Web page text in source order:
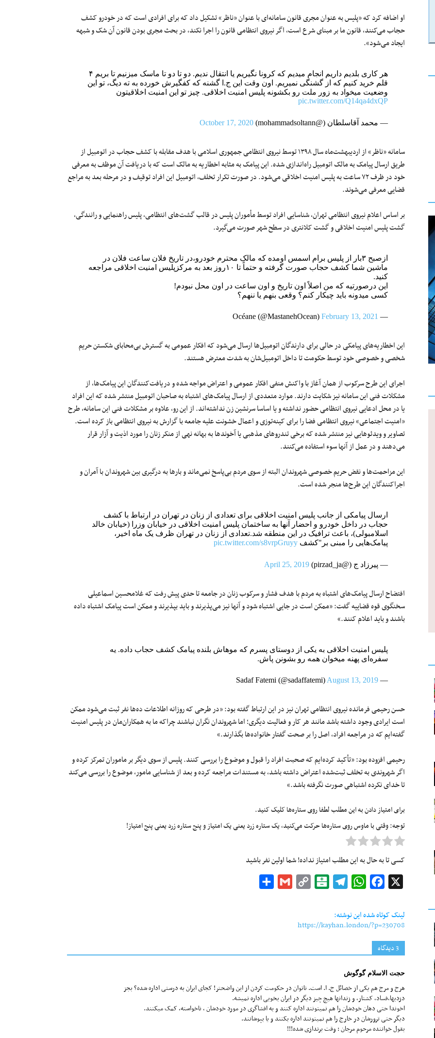
او اضافه کرد که «پلیس به عنوان مجری قانون سامانه‌ای با عنوان «ناظر» تشکیل داد که برای افرادی است که در خودرو کشف
حجاب می‌کنند، قانون ما بر مبنای شرع است، اگر نیروی انتظامی قانون را اجرا نکند، در بحث مجری بودن قانون آن شک و شبهه
ایجاد می‌شود».
هر کاری بلدیم داریم انجام میدیم که کرونا نگیریم یا انتقال ندیم. دو تا دو تا ماسک میزنیم تا بریم ۴
قلم خرید کنیم که از گشنگی نمیریم. اون وقت این ج.ا گشنه که کفگیرش خورده به ته دیگ، تو این
وضعیت میخواد به زور ملت رو بکشونه پلیس امنیت اخلاقی. چیز تو این امنیت اخلاقیتون
pic.twitter.com/Q14qa4dxQP
— محمد آقاسلطان (@mohammadsoltann) October 17, 2020
سامانه «ناظر» از اردیبهشت‌ماه سال ۱۳۹۸ توسط نیروی انتظامی جمهوری اسلامی با هدف مقابله با کشف حجاب در اتومبیل از
طریق ارسال پیامک به مالک اتومبیل راه‌اندازی شده. این پیامک به مثابه اخطاریه به مالک است که با دریافت آن موظف به معرفی
خود در ظرف ۷۲ ساعت به پلیس امنیت اخلاقی می‌شود. در صورت تکرار تخلف، اتومبیل این افراد توقیف و در مرحله بعد به مراجع
قضایی معرفی می‌شوند.
بر اساس اعلام نیروی انتظامی تهران، شناسایی افراد توسط مأموران پلیس در قالب گشت‌های انتظامی، پلیس راهنمایی و رانندگی،
گشت پلیس امنیت اخلاقی و گشت کلانتری در سطح شهر صورت می‌گیرد.
ازصبح ۳بار از پلیس برام اسمس اومده که مالک محترم خودرو،در تاریخ فلان ساعت فلان در
ماشین شما کشف حجاب صورت گرفته و حتماً تا ۱۰روز بعد به مرکزپلیس امنیت اخلاقی مراجعه
کنید.
این درصورتیه که من اصلاً اون تاریخ و اون ساعت در اون محل نبودم!
کسی میدونه باید چیکار کنم؟ وقعی بنهم یا ننهم؟
— Océane (@MastanehOcean)
February 13, 2021
این اخطاریه‌های پیامکی در حالی برای دارندگان اتومبیل‌ها ارسال می‌شود که افکار عمومی به گسترش بی‌محابای شکستن حریم
شخصی‌ و خصوصی خود توسط حکومت تا داخل اتومبیل‌شان به شدت معترض هستند.
اجرای این طرح سرکوب از همان آغاز با واکنش منفی افکار عمومی و اعتراض مواجه شده و دریافت‌کنندگان این پیامک‌ها، از
مشکلات فنی این سامانه نیز شکایت دارند. موارد متعددی از ارسال پیامک‌های اشتباه به صاحبان اتومبیل منتشر شده که این افراد
یا در محل ادعایی نیروی انتظامی حضور نداشته‌ و یا اساسا سرنشین زن نداشته‌اند. از این رو، علاوه بر مشکلات فنی این سامانه، طرح
«امنیت اجتماعی» نیروی انتظامی فضا را برای کینه‌توزی و اعمال خشونت علیه جامعه با گزارش‌ به نیروی انتظامی باز کرده‌ است.
تصاویر و ویدئوهایی نیز منتشر شده که برخی تندروهای مذهبی یا آخوندها به بهانه نهی از منکر زنان را مورد اذیت و آزار قرار
می‌دهند و در عمل از آنها سوء استفاده می‌کنند.
این مزاحمت‌ها و نقض حریم خصوصی شهروندان البته از سوی مردم بی‌پاسخ نمی‌ماند و بارها به درگیری بین شهروندان با آمران و
اجراکنندگان این طرح‌ها منجر شده است.
ارسال پیامکی از جانب پلیس امنیت اخلاقی برای تعدادی از زنان در تهران در ارتباط با کشف
حجاب در داخل خودرو و احضار آنها به ساختمان پلیس امنیت اخلاقی در خیابان وزرا (خیابان خالد
اسلامبولی)، باعث ترافیک در این منطقه شد.تعدادی از زنان در تهران ظرف یک ماه اخیر،
پیامک‌هایی را مبنی بر"کشف pic.twitter.com/s8vrpGruyy
— پیرزاد ج (@pirzad_ja) April 25, 2019
افتضاح ارسال پیامک‌های اشتباه به مردم با هدف فشار و سرکوب زنان در جامعه تا حدی پیش رفت که غلامحسین اسماعیلی
سخنگوی قوه‌ قضاییه گفت: «ممکن است در جایی اشتباه شود و آنها نیز می‌پذیرند و باید بپذیرند و ممکن است پیامک اشتباه داده
باشند و باید اعلام کنند.»
پلیس امنیت اخلاقی به یکی از دوستای پسرم که موهاش بلنده پیامک کشف حجاب داده. یه
سفره‌ای پهنه میخوان همه رو بشونن پاش.
— Sadaf Fatemi (@sadaffatemi)
August 13, 2019
حسن رحیمی فرمانده نیروی انتظامی تهران نیز در این ارتباط گفته بود: «در طرحی که روزانه اطلاعات ده‌ها نفر ثبت می‌شود ممکن
است ایرادی وجود داشته باشد مانند هر کار و فعالیت دیگری؛ اما شهروندان نگران نباشند چراکه ما به همکاران‌مان در پلیس امنیت
گفته‌ایم که در مراجعه افراد، اصل را بر صحت گفتار خانواده‌ها بگذارند.»
رحیمی افزوده بود: «تأکید کرده‌ایم که صحبت افراد را قبول و موضوع را بررسی کنند. پلیس از سوی دیگر بر ماموران تمرکز کرده و
اگر شهروندی به تخلف ثبت‌شده اعتراض داشته باشد، به مستندات مراجعه کرده و بعد از شناسایی مامور، موضوع را بررسی می‌کند
تا خدای نکرده اشتباهی صورت نگرفته باشد.»
برای امتیاز دادن به این مطلب لطفا روی ستاره‌ها کلیک کنید.
توجه: وقتی با ماوس روی ستاره‌ها حرکت می‌کنید، یک ستاره زرد یعنی یک امتیاز و پنج ستاره زرد یعنی پنج امتیاز!
کسی تا به حال به این مطلب امتیاز نداده! شما اولین نفر باشید
Facebook
WhatsApp
Telegram
Balatarin
Copy
Gmail
لینک کوتاه شده این نوشته:
https://kayhan.london/?p=230708
3 دیدگاه‌
حجت الاسلام گوگوش
هرج و مرج هم یکی از خصائل ج. ا. است. ناتوان در حکومت کردن از این واضحتر! کجای ایران به درستی اداره شده؟ بجز
دزدیها،فساد، کشتار، و زندانها هیچ چیز دیگر در ایران بخوبی اداره نمیشه.
اخوندا حتی دهان خودشان را هم نمیتونند اداره کنند و به افشاگری در مورد خودشان ، ناخواسته، کمک میکنند.
دیگر حتی ترورشان در خارج را هم نمیتونند اداره بکنند و یا بپوشانند.
بقول خواننده مرحوم مرجان : وقت برندازی شده!!!